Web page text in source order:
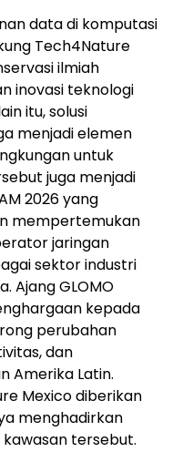
data di komputasi
Tech4Nature
ilmiah
inovasi teknologi
itu, solusi
menjadi elemen
untuk
juga menjadi
2026 yang
mempertemukan
jaringan
sektor industri
Ajang GLOMO
kepada
perubahan
dan
Amerika Latin.
Mexico diberikan
menghadirkan
tersebut.